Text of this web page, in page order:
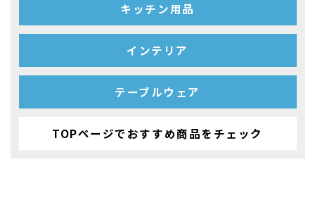
キッチン用品
インテリア
テーブルウェア
TOPページでおすすめ商品をチェック